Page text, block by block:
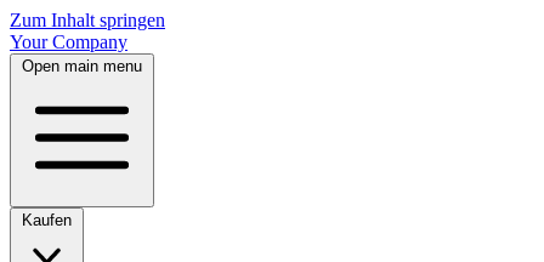
Zum Inhalt springen
Your Company
Open main menu
Kaufen